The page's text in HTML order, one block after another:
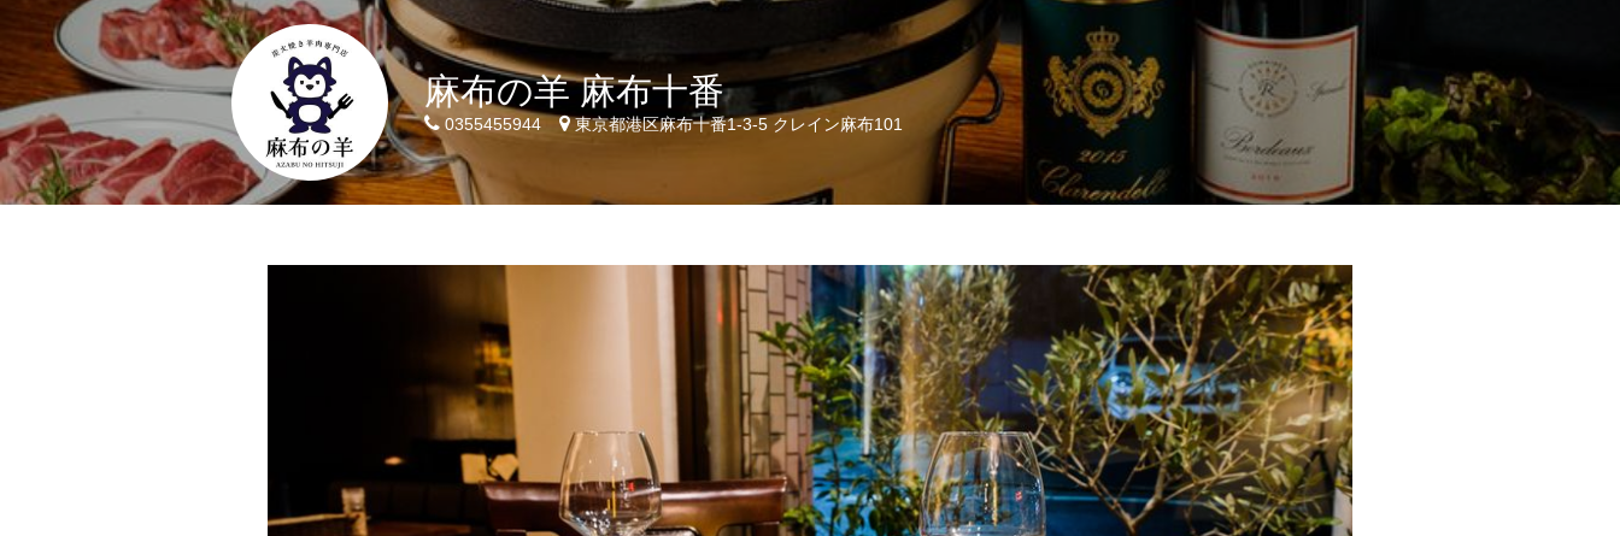
麻布の羊 麻布十番
0355455944 東京都港区麻布十番1-3-5 クレイン麻布101